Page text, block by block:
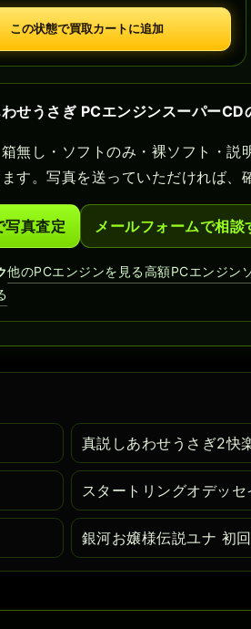
この状態で買取カートに追加
せうさぎ PCエンジンスーパーCD
無し・ソフトのみ・裸ソフト・説
す。写真を送っていただければ、
写真査定 メールフォームで相談
他のPCエンジンを見る高額PCエンジン
真説しあわせうさぎ2快
スタートリングオデッ
銀河お嬢様伝説ユナ 初